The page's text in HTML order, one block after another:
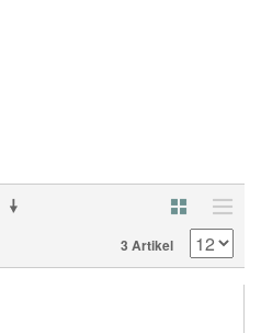
3 Artikel